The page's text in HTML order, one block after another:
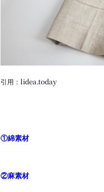
引用：lidea.today
①綿素材
②麻素材